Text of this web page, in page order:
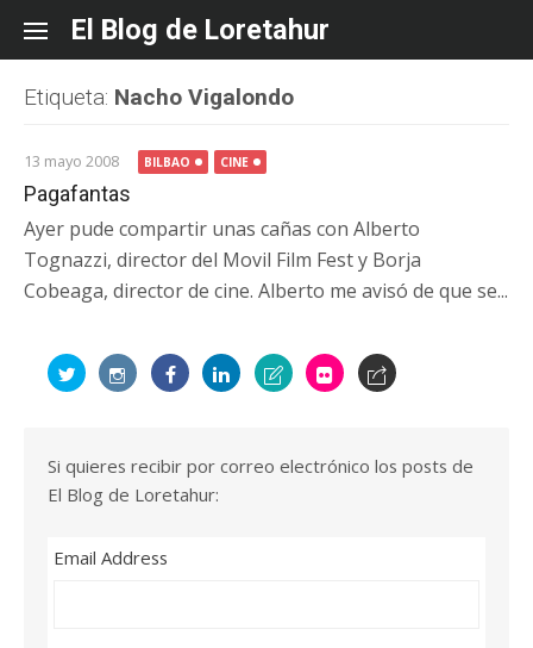
content
El Blog de Loretahur
Etiqueta: Nacho Vigalondo
13 mayo 2008 BILBAO CINE
Pagafantas
Ayer pude compartir unas cañas con Alberto
Tognazzi, director del Movil Film Fest y Borja
Cobeaga, director de cine. Alberto me avisó de que se...
Si quieres recibir por correo electrónico los posts de
El Blog de Loretahur:
Email Address